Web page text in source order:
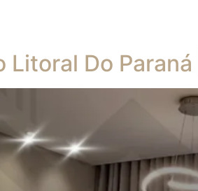
Litoral Do